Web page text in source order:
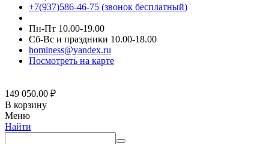
+7(937)586-46-75 (звонок бесплатный)
Пн-Пт 10.00-19.00
Сб-Вс и праздники 10.00-18.00
hominess@yandex.ru
Посмотреть на карте
149 050.00 ₽
В корзину
Меню
Найти